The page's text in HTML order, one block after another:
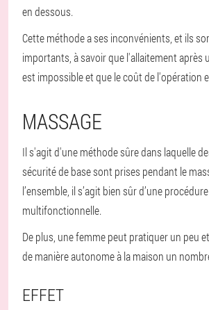
en dessous.
Cette méthode a ses inconvénients, et ils
importants, à savoir que l'allaitement après
est impossible et que le coût de l'opération
MASSAGE
Il s'agit d'une méthode sûre dans laquelle
sécurité de base sont prises pendant le
l’ensemble, il s’agit bien sûr d’une
multifonctionnelle.
De plus, une femme peut pratiquer un peu
de manière autonome à la maison un
EFFET